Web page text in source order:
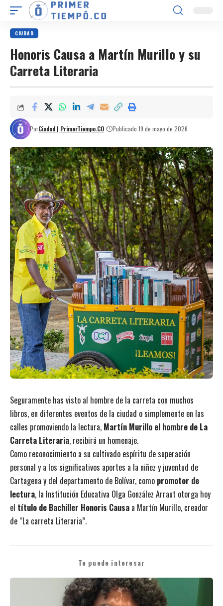
CIUDAD
Honoris Causa a Martín Murillo y su
Carreta Literaria
PorCiudad | PrimerTiempo.CO Publicado 19 de mayo de 2026
Seguramente has visto al hombre de la carreta con muchos
libros, en diferentes eventos de la ciudad o simplemente en las
calles promoviendo la lectura, Martín Murillo el hombre de La
Carreta Literaria, recibirá un homenaje.
Como reconocimiento a su cultivado espíritu de superación
personal y a los significativos aportes a la niñez y juventud de
Cartagena y del departamento de Bolívar, como promotor de
lectura, la Institución Educativa Olga González Arraut otorga hoy
el título de Bachiller Honoris Causa a Martín Murillo, creador
de “La carreta Literaria”.
Te puede interesar